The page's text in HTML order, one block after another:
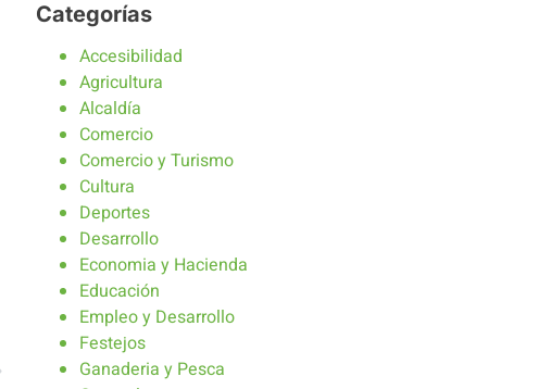
Categorías
Accesibilidad
Agricultura
Alcaldía
Comercio
Comercio y Turismo
Cultura
Deportes
Desarrollo
Economia y Hacienda
Educación
Empleo y Desarrollo
Festejos
Ganaderia y Pesca